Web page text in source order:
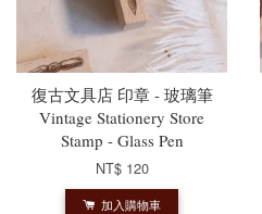
復古文具店 印章 - 玻璃筆
Vintage Stationery Store
Stamp - Glass Pen
NT$ 120
加入購物車